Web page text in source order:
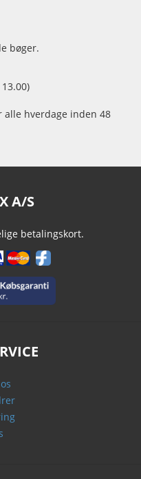
bøger.
alle hverdage inden 48
A/S
betalingskort.